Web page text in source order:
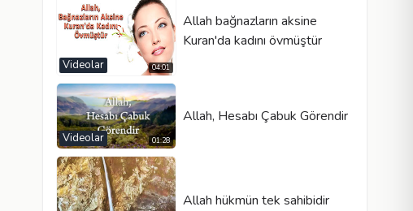
04:01
Videolar
Allah bağnazların aksine
Kuran'da kadını övmüştür
01:28
Videolar
Allah, Hesabı Çabuk Görendir
Allah hükmün tek sahibidir